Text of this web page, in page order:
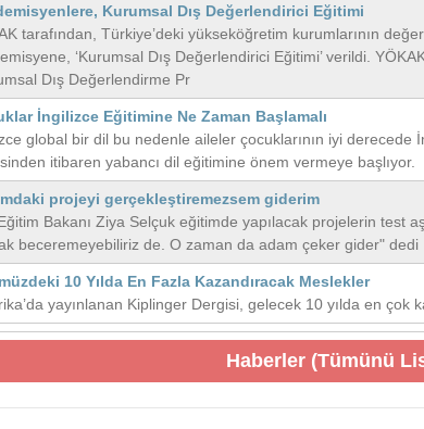
Kurumsal Dış Değerlendirici Eğitimi
tarafından, Türkiye’deki yükseköğretim kurumlarının
‘Kurumsal Dış Değerlendirici Eğitimi’ verildi.
Dış Değerlendirme Pr
İngilizce Eğitimine Ne Zaman Başlamalı
global bir dil bu nedenle aileler çocuklarının iyi derecede
itibaren yabancı dil eğitimine önem vermeye başlıyor.
projeyi gerçekleştiremezsem giderim
Bakanı Ziya Selçuk eğitimde yapılacak projelerin test
beceremeyebiliriz de. O zaman da adam çeker gider" dedi
10 Yılda En Fazla Kazandıracak Meslekler
yayınlanan Kiplinger Dergisi, gelecek 10 yılda en çok
Haberler (Tümünü